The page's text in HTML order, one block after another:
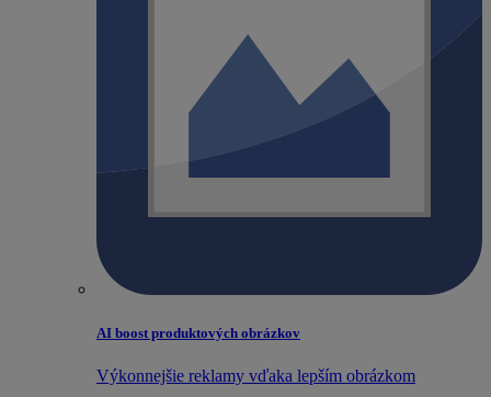
AI boost produktových obrázkov
Výkonnejšie reklamy vďaka lepším obrázkom